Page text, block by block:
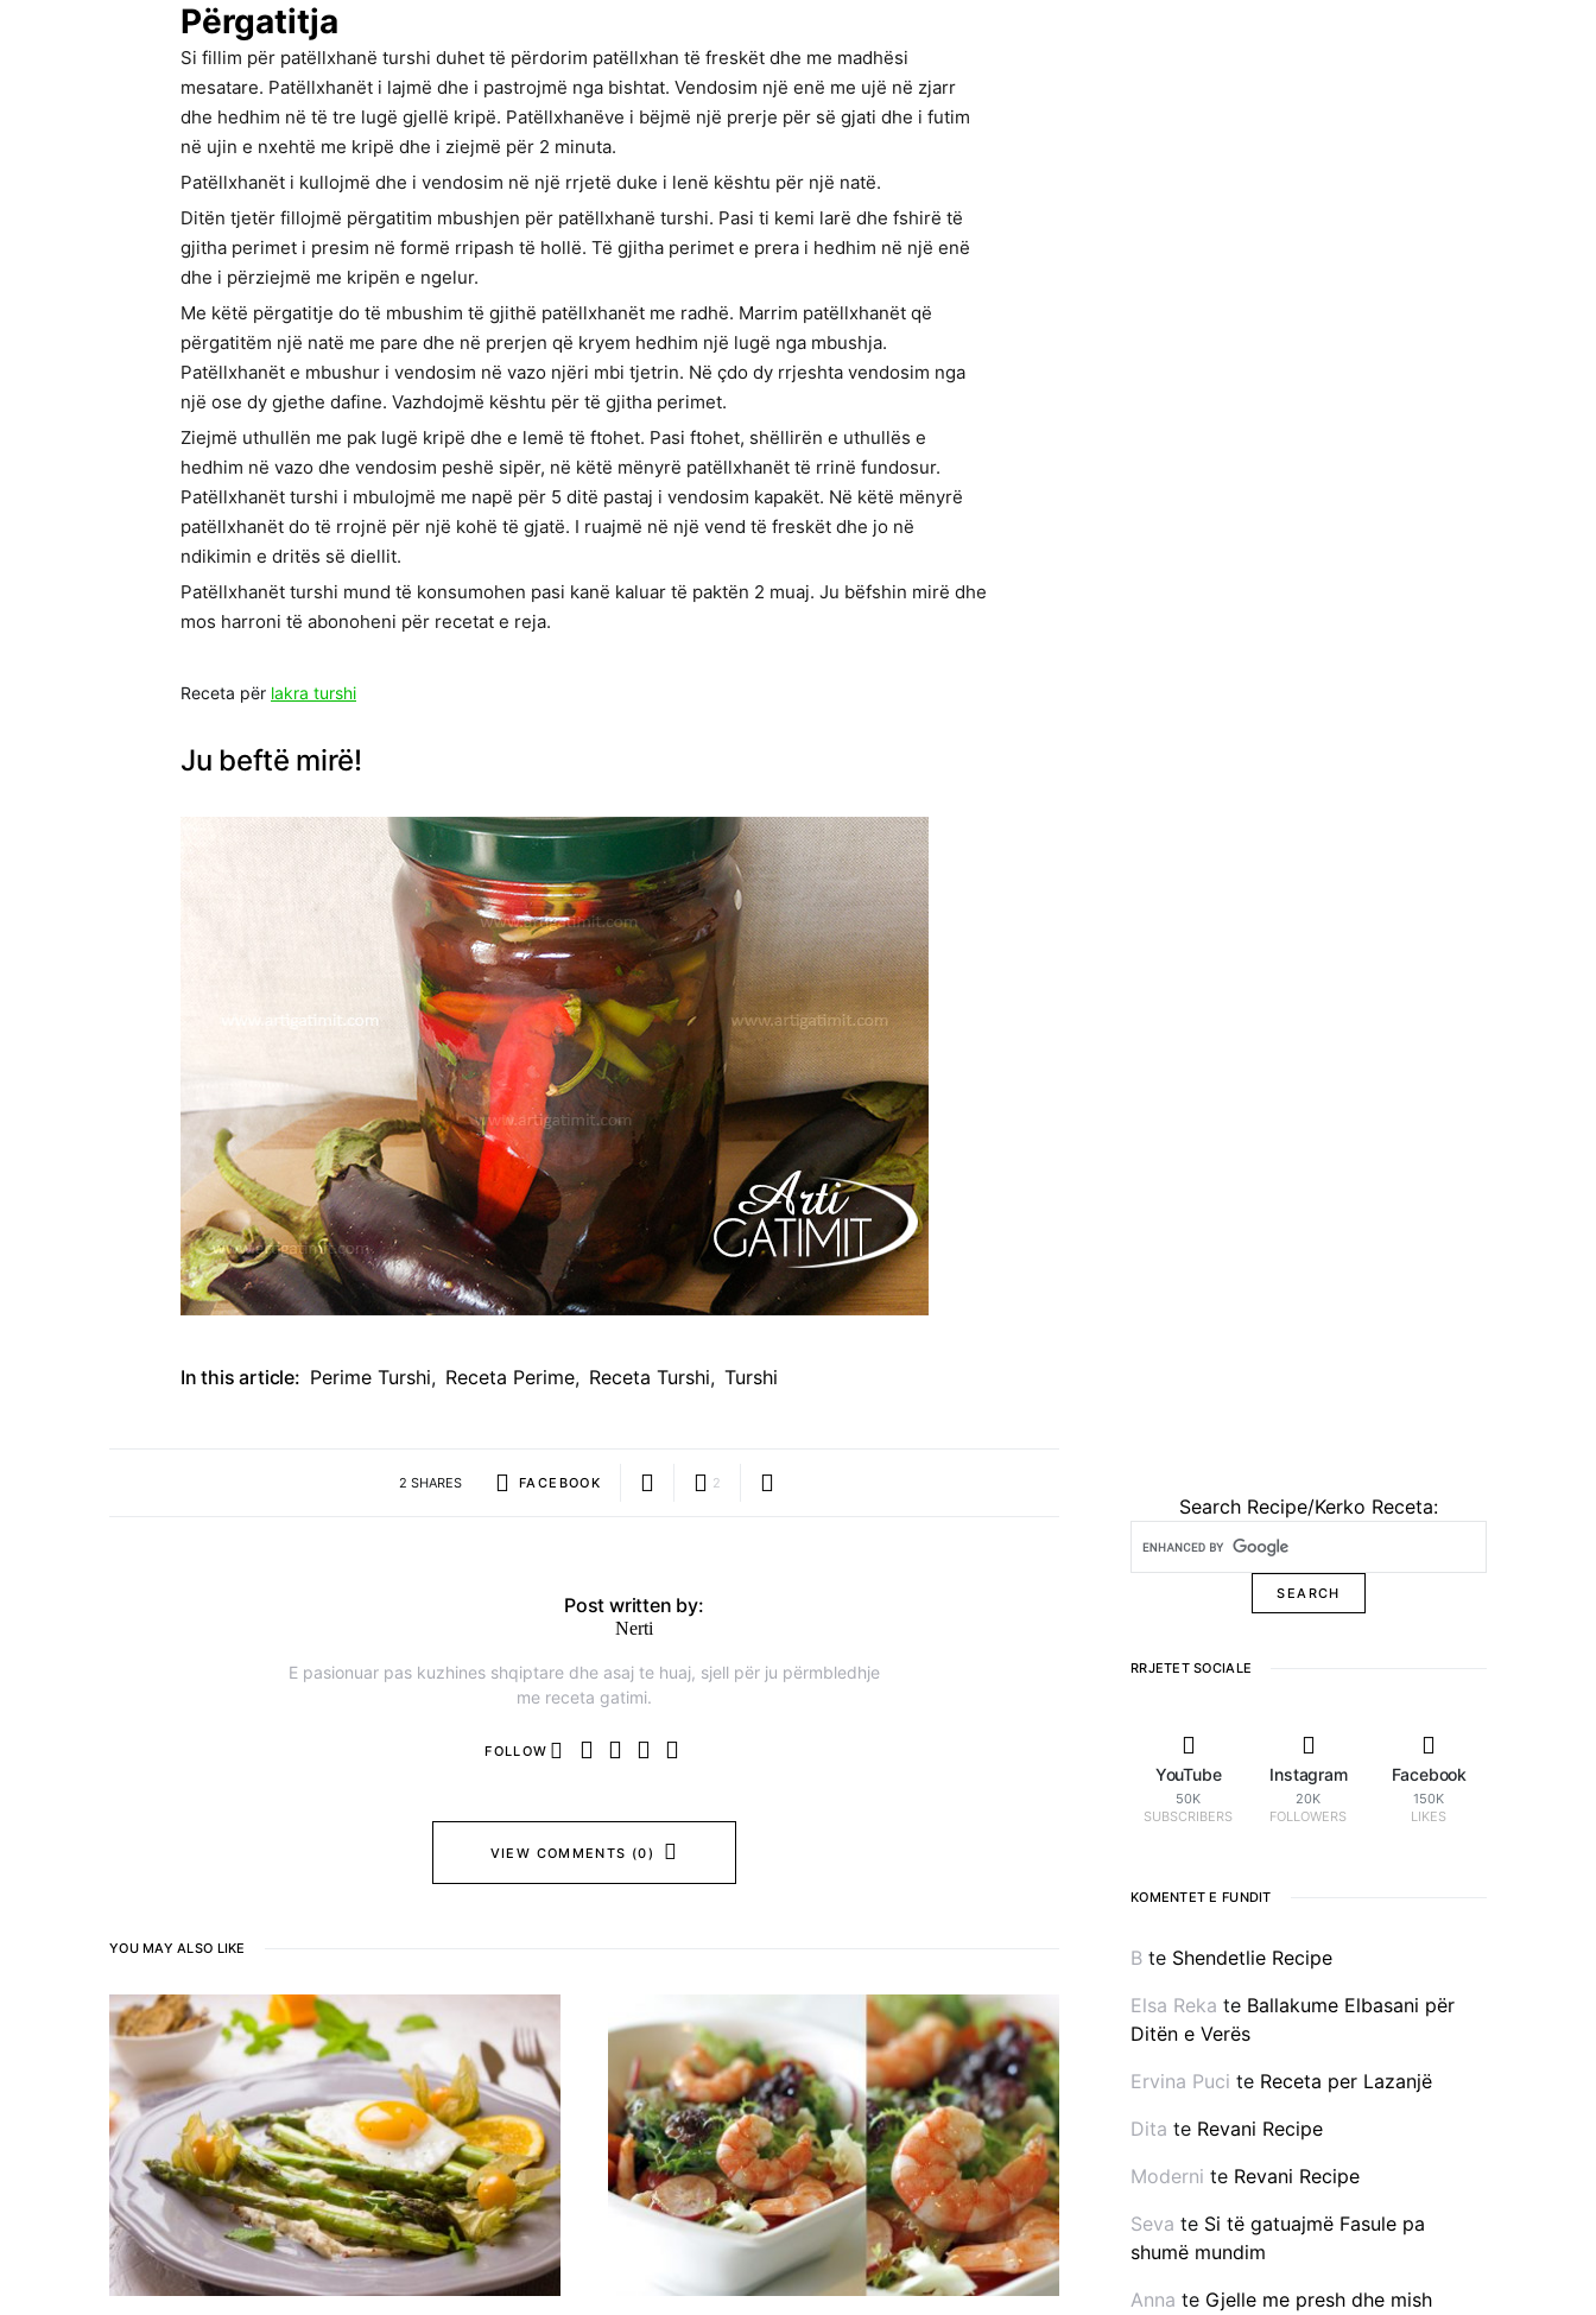
Përgatitja
Si fillim për patëllxhanë turshi duhet të përdorim patëllxhan të freskët dhe me madhësi
mesatare. Patëllxhanët i lajmë dhe i pastrojmë nga bishtat. Vendosim një enë me ujë në zjarr
dhe hedhim në të tre lugë gjellë kripë. Patëllxhanëve i bëjmë një prerje për së gjati dhe i futim
në ujin e nxehtë me kripë dhe i ziejmë për 2 minuta.
Patëllxhanët i kullojmë dhe i vendosim në një rrjetë duke i lenë kështu për një natë.
Ditën tjetër fillojmë përgatitim mbushjen për patëllxhanë turshi. Pasi ti kemi larë dhe fshirë të
gjitha perimet i presim në formë rripash të hollë. Të gjitha perimet e prera i hedhim në një enë
dhe i përziejmë me kripën e ngelur.
Me këtë përgatitje do të mbushim të gjithë patëllxhanët me radhë. Marrim patëllxhanët që
përgatitëm një natë me pare dhe në prerjen që kryem hedhim një lugë nga mbushja.
Patëllxhanët e mbushur i vendosim në vazo njëri mbi tjetrin. Në çdo dy rrjeshta vendosim nga
një ose dy gjethe dafine. Vazhdojmë kështu për të gjitha perimet.
Ziejmë uthullën me pak lugë kripë dhe e lemë të ftohet. Pasi ftohet, shëllirën e uthullës e
hedhim në vazo dhe vendosim peshë sipër, në këtë mënyrë patëllxhanët të rrinë fundosur.
Patëllxhanët turshi i mbulojmë me napë për 5 ditë pastaj i vendosim kapakët. Në këtë mënyrë
patëllxhanët do të rrojnë për një kohë të gjatë. I ruajmë në një vend të freskët dhe jo në
ndikimin e dritës së diellit.
Patëllxhanët turshi mund të konsumohen pasi kanë kaluar të paktën 2 muaj. Ju bëfshin mirë dhe
mos harroni të abonoheni për recetat e reja.
Receta për lakra turshi
Ju beftë mirë!
In this article: Perime Turshi, Receta Perime, Receta Turshi, Turshi
2 SHARES FACEBOOK 2
Post written by:
Nerti
E pasionuar pas kuzhines shqiptare dhe asaj te huaj, sjell për ju përmbledhje
me receta gatimi.
FOLLOW
VIEW COMMENTS (0)
YOU MAY ALSO LIKE
Search Recipe/Kerko Receta:
RRJETET SOCIALE
YouTube
50K
SUBSCRIBERS
Instagram
20K
FOLLOWERS
Facebook
150K
LIKES
KOMENTET E FUNDIT
B te Shendetlie Recipe
Elsa Reka te Ballakume Elbasani për
Ditën e Verës
Ervina Puci te Receta per Lazanjë
Dita te Revani Recipe
Moderni te Revani Recipe
Seva te Si të gatuajmë Fasule pa
shumë mundim
Anna te Gjelle me presh dhe mish